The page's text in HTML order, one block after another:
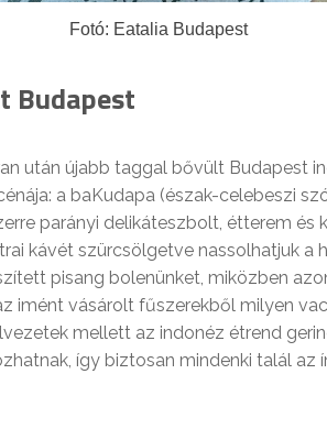
Fotó: Eatalia Budapest
Budapest
után újabb taggal bővült Budapest
a baKudapa (észak-celebeszi
parányi delikáteszbolt, étterem és
kávét szürcsölgetve nassolhatjuk a
pisang bolenünket, miközben
imént vásárolt fűszerekből milyen
mellett az indonéz étrend
így biztosan mindenki talál az